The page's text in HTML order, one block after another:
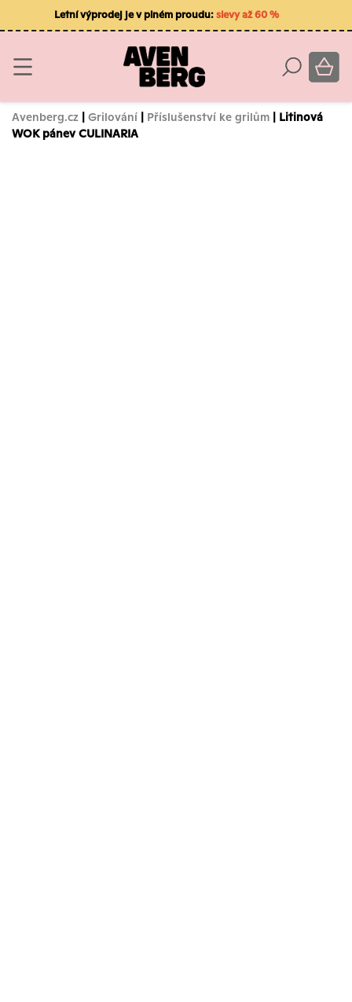
Letní výprodej je v plném proudu:slevy až 60 %
Avenberg.cz | Grilování | Příslušenství ke grilům | Litinová
WOK pánev CULINARIA